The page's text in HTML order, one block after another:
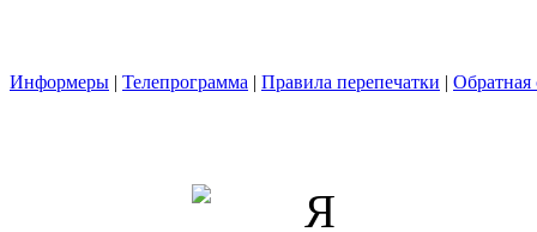
Информеры | Телепрограмма | Правила перепечатки | Обратная